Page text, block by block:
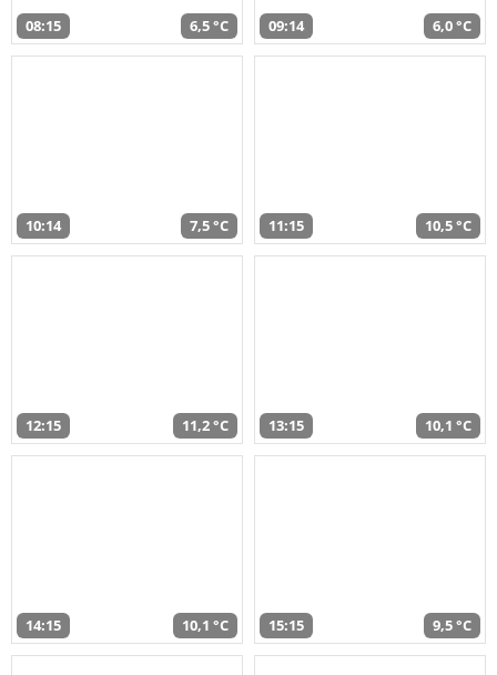
08:15 6,5 °C 09:14 6,0 °C
10:14 7,5 °C 11:15 10,5 °C
12:15 11,2 °C 13:15 10,1 °C
14:15 10,1 °C 15:15 9,5 °C